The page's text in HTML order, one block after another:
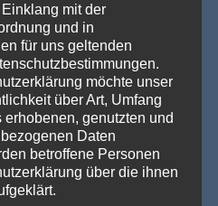
im Halloween-Fieber ist…
Zum 25. Mal verwandelt sich
»
mit der
und in
für uns geltenden
möchte unser
über Art, Umfang
genutzten und
Daten
betroffene Personen
über die ihnen